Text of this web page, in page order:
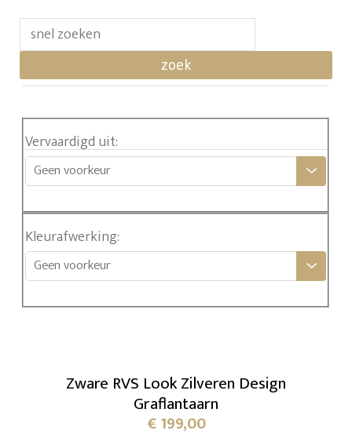
zoek
Vervaardigd uit:
Geen voorkeur
Kleurafwerking:
Geen voorkeur
Zware RVS Look Zilveren Design
Graflantaarn
€199,00